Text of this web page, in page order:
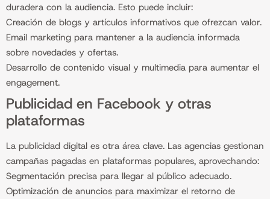
duradera con la audiencia. Esto puede incluir:
Creación de blogs y artículos informativos que ofrezcan valor.
Email marketing para mantener a la audiencia informada
sobre novedades y ofertas.
Desarrollo de contenido visual y multimedia para aumentar el
engagement.
Publicidad en Facebook y otras
plataformas
La publicidad digital es otra área clave. Las agencias gestionan
campañas pagadas en plataformas populares, aprovechando:
Segmentación precisa para llegar al público adecuado.
Optimización de anuncios para maximizar el retorno de